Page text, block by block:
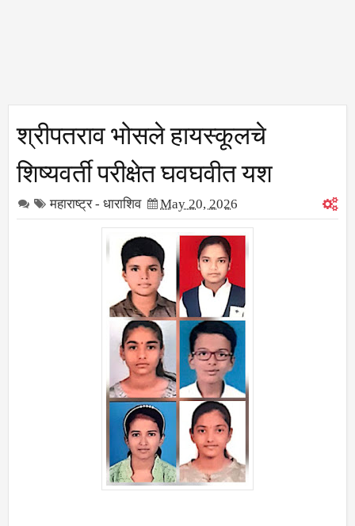
श्रीपतराव भोसले हायस्कूलचे
शिष्यवर्ती परीक्षेत घवघवीत यश
महाराष्ट्र - धाराशिव May 20, 2026